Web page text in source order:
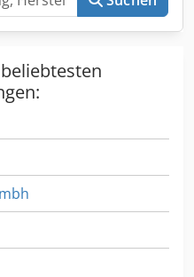
kompetent und ausführlich